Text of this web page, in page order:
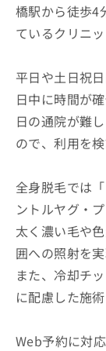
橋駅から徒歩4
ているクリニッ
平日や土日祝
日中に時間が
日の通院が難
ので、利用を
全身脱毛では
ントルヤグ・
太く濃い毛や
囲への照射を
また、冷却チ
に配慮した施
Web予約に対